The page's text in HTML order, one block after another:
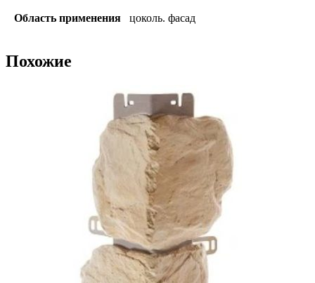
Область применения цоколь. фасад
Похожие